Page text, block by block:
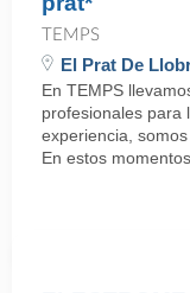
TEMPS
El Prat De
En TEMPS
profesionales para
experiencia,
En estos momentos